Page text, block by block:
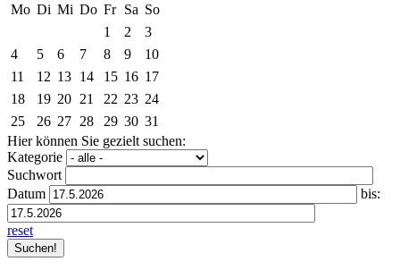
Mo Di Mi Do Fr Sa So
1
2
3
4
5 6 7 8 9
10
11
12 13 14 15 16 17
18
19 20 21 22 23 24
25
26 27 28 29 30 31
Hier können Sie gezielt suchen:
Kategorie
Suchwort
Datum
bis:
reset